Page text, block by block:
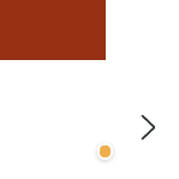
Wenige